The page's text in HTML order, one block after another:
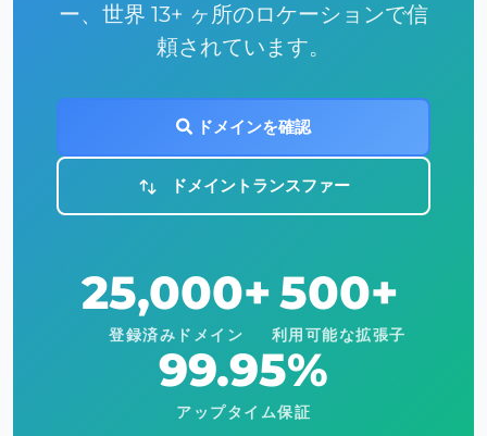
ー、世界 13+ ヶ所のロケーションで信
頼されています。
ドメインを確認
ドメイントランスファー
25,000+
登録済みドメイン
500+
利用可能な拡張子
99.95%
アップタイム保証